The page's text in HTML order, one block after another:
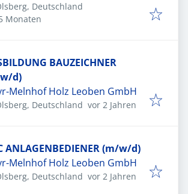
Deutschland
:
Monaten
BAUZEICHNER
d)
Melnhof Holz Leoben GmbH
Deutschland Veröffentlicht
vor 2 Jahren
ANLAGENBEDIENER (m/w/d)
Melnhof Holz Leoben GmbH
Deutschland Veröffentlicht
vor 2 Jahren